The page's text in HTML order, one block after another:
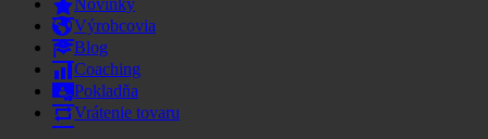
Novinky
Výrobcovia
Blog
Coaching
Pokladňa
Vrátenie tovaru